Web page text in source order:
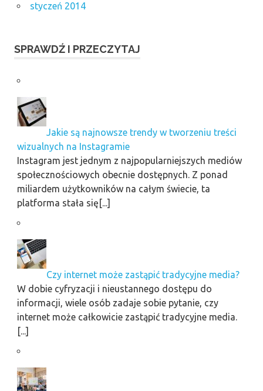
styczeń 2014
SPRAWDŹ I PRZECZYTAJ
Jakie są najnowsze trendy w tworzeniu treści
wizualnych na Instagramie
Instagram jest jednym z najpopularniejszych mediów
społecznościowych obecnie dostępnych. Z ponad
miliardem użytkowników na całym świecie, ta
platforma stała się[...]
Czy internet może zastąpić tradycyjne media?
W dobie cyfryzacji i nieustannego dostępu do
informacji, wiele osób zadaje sobie pytanie, czy
internet może całkowicie zastąpić tradycyjne media.
[...]